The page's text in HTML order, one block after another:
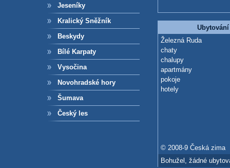
Jeseníky
Kralický Sněžník
Beskydy
Bílé Karpaty
Vysočina
Novohradské hory
Šumava
Český les
Železná Ruda
chaty
chalupy
apartmány
pokoje
hotely
© 2008-9 Česká zima
Bohužel, žádné